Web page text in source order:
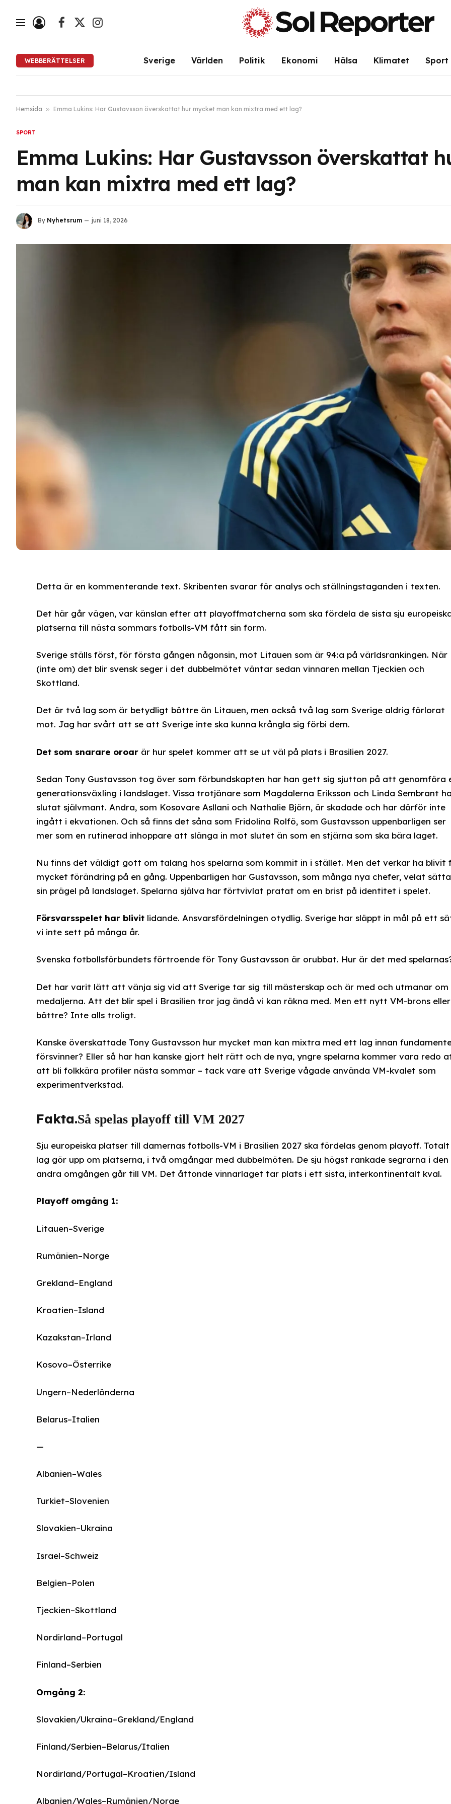
Facebook
X
Instagram
WEBBERÄTTELSER Sverige Världen Politik Ekonomi Hälsa Klimatet Sport
Hemsida » Emma Lukins: Har Gustavsson överskattat hur mycket man kan mixtra med ett lag?
SPORT
Emma Lukins: Har Gustavsson överskattat
man kan mixtra med ett lag?
By Nyhetsrum juni 18, 2026
Detta är en kommenterande text. Skribenten svarar för analys och ställningstaganden i texten.
Det här går vägen, var känslan efter att playoffmatcherna som ska fördela de sista sju
platserna till nästa sommars fotbolls-VM fått sin form.
Sverige ställs först, för första gången någonsin, mot Litauen som är 94:a på världsrankingen. När
(inte om) det blir svensk seger i det dubbelmötet väntar sedan vinnaren mellan Tjeckien och
Skottland.
Det är två lag som är betydligt bättre än Litauen, men också två lag som Sverige aldrig förlorat
mot. Jag har svårt att se att Sverige inte ska kunna krångla sig förbi dem.
Det som snarare oroarär hur spelet kommer att se ut väl på plats i Brasilien 2027.
Sedan Tony Gustavsson tog över som förbundskapten har han gett sig sjutton på att genomföra
generationsväxling i landslaget. Vissa trotjänare som Magdalerna Eriksson och Linda Sembrant
slutat självmant. Andra, som Kosovare Asllani och Nathalie Björn, är skadade och har därför inte
ingått i ekvationen. Och så finns det såna som Fridolina Rolfö, som Gustavsson uppenbarligen ser
mer som en rutinerad inhoppare att slänga in mot slutet än som en stjärna som ska bära laget.
Nu finns det väldigt gott om talang hos spelarna som kommit in i stället. Men det verkar ha blivit
mycket förändring på en gång. Uppenbarligen har Gustavsson, som många nya chefer, velat sätta
sin prägel på landslaget. Spelarna själva har förtvivlat pratat om en brist på identitet i spelet.
Försvarsspelet har blivitlidande. Ansvarsfördelningen otydlig. Sverige har släppt in mål på ett
vi inte sett på många år.
Svenska fotbollsförbundets förtroende för Tony Gustavsson är orubbat. Hur är det med
Det har varit lätt att vänja sig vid att Sverige tar sig till mästerskap och är med och utmanar om
medaljerna. Att det blir spel i Brasilien tror jag ändå vi kan räkna med. Men ett nytt VM-brons eller
bättre? Inte alls troligt.
Kanske överskattade Tony Gustavsson hur mycket man kan mixtra med ett lag innan
försvinner? Eller så har han kanske gjort helt rätt och de nya, yngre spelarna kommer vara redo
att bli folkkära profiler nästa sommar – tack vare att Sverige vågade använda VM-kvalet som
experimentverkstad.
Fakta.Så spelas playoff till VM 2027
Sju europeiska platser till damernas fotbolls-VM i Brasilien 2027 ska fördelas genom playoff. Totalt
lag gör upp om platserna, i två omgångar med dubbelmöten. De sju högst rankade segrarna i den
andra omgången går till VM. Det åttonde vinnarlaget tar plats i ett sista, interkontinentalt kval.
Playoff omgång 1:
Litauen–Sverige
Rumänien–Norge
Grekland–England
Kroatien–Island
Kazakstan–Irland
Kosovo–Österrike
Ungern–Nederländerna
Belarus–Italien
—
Albanien–Wales
Turkiet–Slovenien
Slovakien–Ukraina
Israel–Schweiz
Belgien–Polen
Tjeckien–Skottland
Nordirland–Portugal
Finland–Serbien
Omgång 2:
Slovakien/Ukraina–Grekland/England
Finland/Serbien–Belarus/Italien
Nordirland/Portugal–Kroatien/Island
Albanien/Wales–Rumänien/Norge